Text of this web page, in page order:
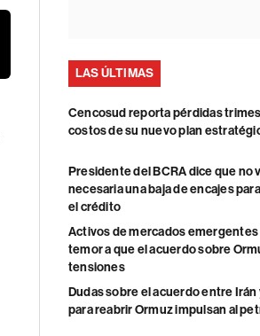
LAS ÚLTIMAS
Cencosud reporta pérdidas
costos de su nuevo plan
Presidente del BCRA dice que no
necesaria una baja de encajes
el crédito
Activos de mercados emergentes
temor a que el acuerdo sobre
tensiones
Dudas sobre el acuerdo entre Irán
para reabrir Ormuz impulsan al